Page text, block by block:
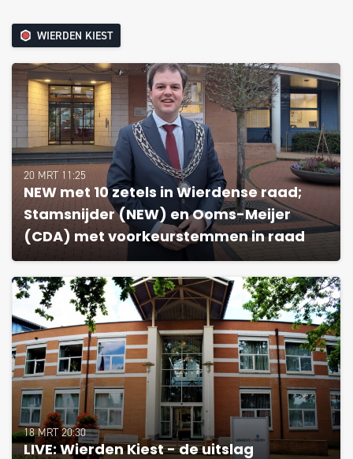
WIERDEN KIEST
20 MRT 11:25
NEW met 10 zetels in Wierdense raad;
Stamsnijder (NEW) en Ooms-Meijer
(CDA) met voorkeurstemmen in raad
18 MRT 20:30
LIVE: Wierden Kiest - de uitslag